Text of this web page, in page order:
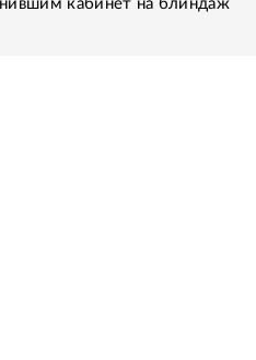
кабинет на блиндаж